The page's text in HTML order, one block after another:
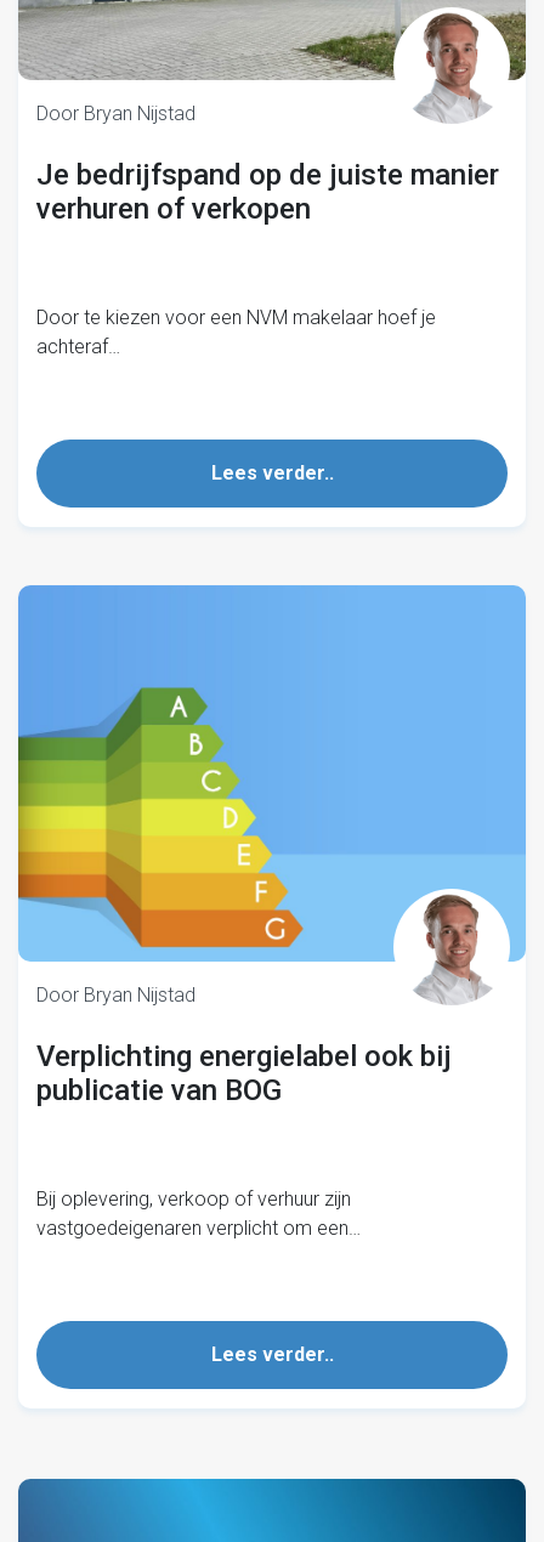
Door Bryan Nijstad
Je bedrijfspand op de juiste manier
verhuren of verkopen
Door te kiezen voor een NVM makelaar hoef je
achteraf…
Lees verder..
Door Bryan Nijstad
Verplichting energielabel ook bij
publicatie van BOG
Bij oplevering, verkoop of verhuur zijn
vastgoedeigenaren verplicht om een…
Lees verder..